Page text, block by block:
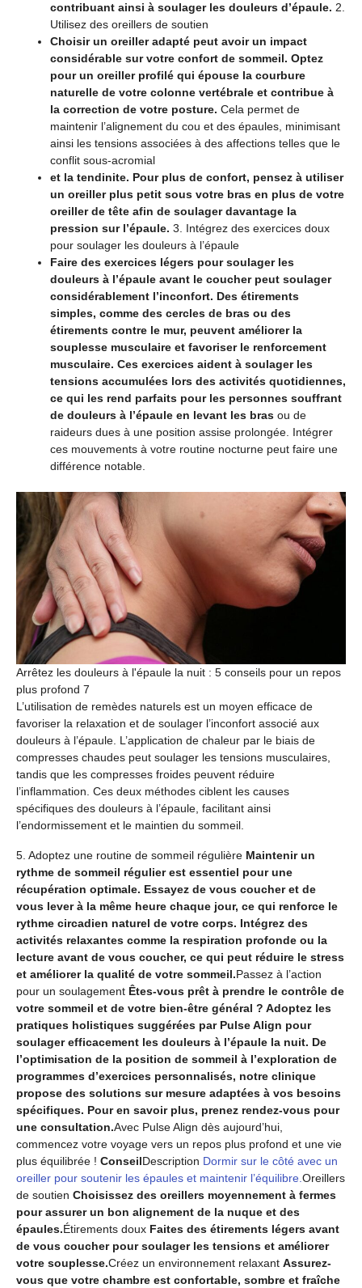
contribuant ainsi à soulager les douleurs d’épaule. 2.
Utilisez des oreillers de soutien
Choisir un oreiller adapté peut avoir un impact
considérable sur votre confort de sommeil. Optez
pour un oreiller profilé qui épouse la courbure
naturelle de votre colonne vertébrale et contribue à
la correction de votre posture. Cela permet de
maintenir l’alignement du cou et des épaules, minimisant
ainsi les tensions associées à des affections telles que le
conflit sous-acromial
et la tendinite. Pour plus de confort, pensez à utiliser
un oreiller plus petit sous votre bras en plus de votre
oreiller de tête afin de soulager davantage la
pression sur l’épaule. 3. Intégrez des exercices doux
pour soulager les douleurs à l’épaule
Faire des exercices légers pour soulager les
douleurs à l’épaule avant le coucher peut soulager
considérablement l’inconfort. Des étirements
simples, comme des cercles de bras ou des
étirements contre le mur, peuvent améliorer la
souplesse musculaire et favoriser le renforcement
musculaire. Ces exercices aident à soulager les
tensions accumulées lors des activités quotidiennes,
ce qui les rend parfaits pour les personnes souffrant
de douleurs à l’épaule en levant les bras ou de
raideurs dues à une position assise prolongée. Intégrer
ces mouvements à votre routine nocturne peut faire une
différence notable.
Arrêtez les douleurs à l'épaule la nuit : 5 conseils pour un repos
plus profond 7
L’utilisation de remèdes naturels est un moyen efficace de
favoriser la relaxation et de soulager l’inconfort associé aux
douleurs à l’épaule. L’application de chaleur par le biais de
compresses chaudes peut soulager les tensions musculaires,
tandis que les compresses froides peuvent réduire
l’inflammation. Ces deux méthodes ciblent les causes
spécifiques des douleurs à l’épaule, facilitant ainsi
l’endormissement et le maintien du sommeil.
5. Adoptez une routine de sommeil régulière Maintenir un
rythme de sommeil régulier est essentiel pour une
récupération optimale. Essayez de vous coucher et de
vous lever à la même heure chaque jour, ce qui renforce le
rythme circadien naturel de votre corps. Intégrez des
activités relaxantes comme la respiration profonde ou la
lecture avant de vous coucher, ce qui peut réduire le stress
et améliorer la qualité de votre sommeil.Passez à l’action
pour un soulagement Êtes-vous prêt à prendre le contrôle de
votre sommeil et de votre bien-être général ? Adoptez les
pratiques holistiques suggérées par Pulse Align pour
soulager efficacement les douleurs à l’épaule la nuit. De
l’optimisation de la position de sommeil à l’exploration de
programmes d’exercices personnalisés, notre clinique
propose des solutions sur mesure adaptées à vos besoins
spécifiques. Pour en savoir plus, prenez rendez-vous pour
une consultation.Avec Pulse Align dès aujourd’hui,
commencez votre voyage vers un repos plus profond et une vie
plus équilibrée ! ConseilDescription Dormir sur le côté avec un
oreiller pour soutenir les épaules et maintenir l’équilibre.Oreillers
de soutien Choisissez des oreillers moyennement à fermes
pour assurer un bon alignement de la nuque et des
épaules.Étirements doux Faites des étirements légers avant
de vous coucher pour soulager les tensions et améliorer
votre souplesse.Créez un environnement relaxant Assurez-
vous que votre chambre est confortable, sombre et fraîche